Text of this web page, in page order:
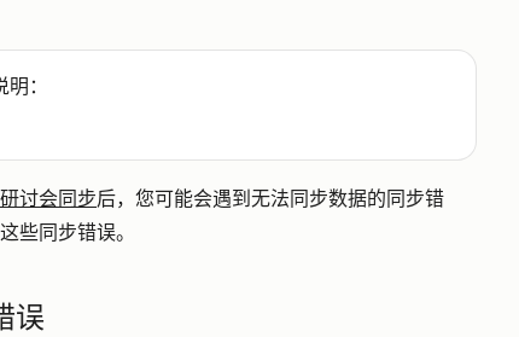
：
讨会同步后，您可能会遇到无法同步数据的同步错
些同步错误。
误